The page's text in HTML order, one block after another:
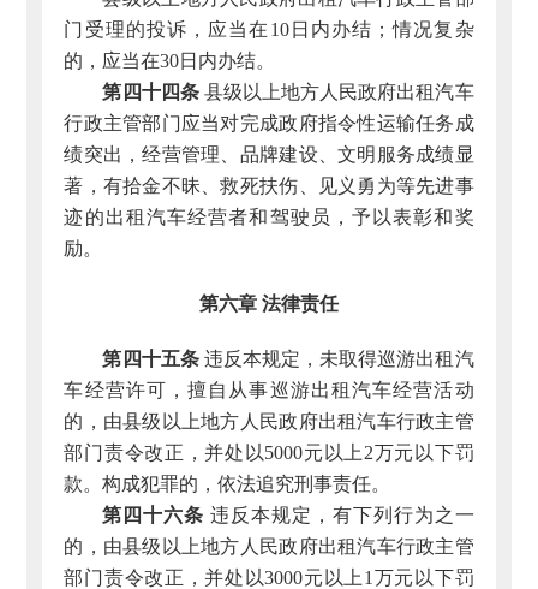
门受理的投诉，应当在10日内办结；情况复杂
的，应当在30日内办结。
第四十四条县级以上地方人民政府出租汽车
行政主管部门应当对完成政府指令性运输任务成
绩突出，经营管理、品牌建设、文明服务成绩显
著，有拾金不昧、救死扶伤、见义勇为等先进事
迹的出租汽车经营者和驾驶员，予以表彰和奖
励。
第六章 法律责任
第四十五条违反本规定，未取得巡游出租汽
车经营许可，擅自从事巡游出租汽车经营活动
的，由县级以上地方人民政府出租汽车行政主管
部门责令改正，并处以5000元以上2万元以下罚
款。构成犯罪的，依法追究刑事责任。
第四十六条 违反本规定，有下列行为之一
的，由县级以上地方人民政府出租汽车行政主管
部门责令改正，并处以3000元以上1万元以下罚